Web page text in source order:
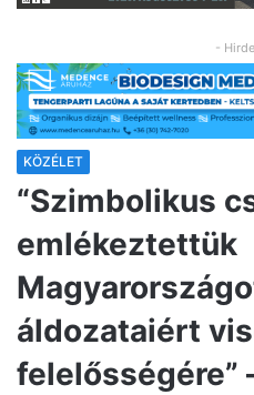
-
KÖZÉLET
“Szimbolikus
emlékeztettük
áldozataiért
felelősségére”